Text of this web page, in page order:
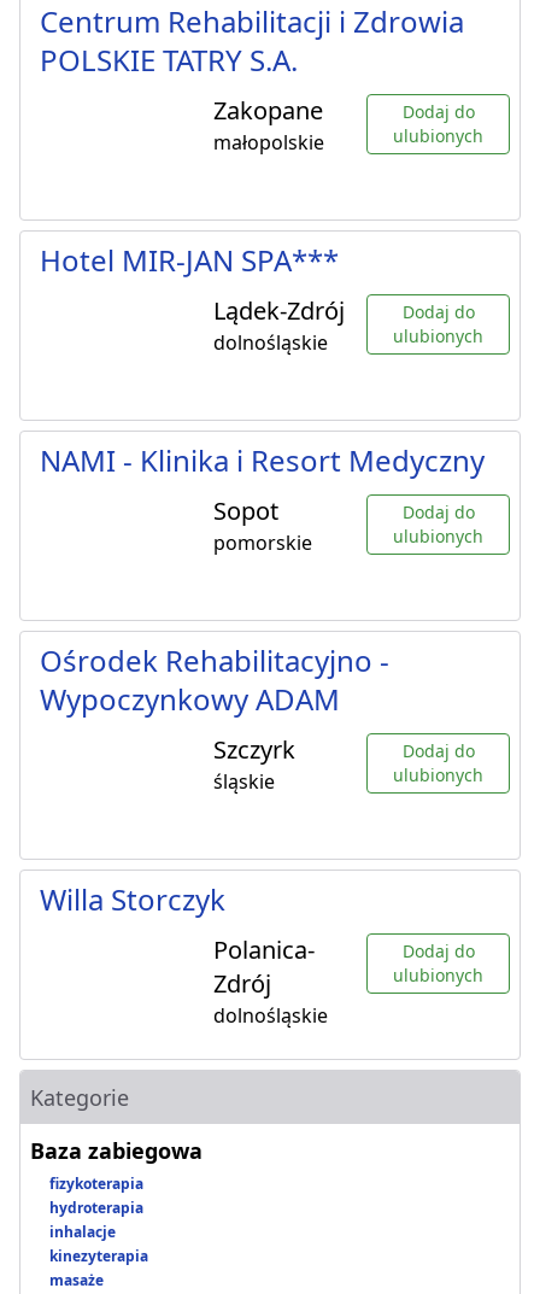
Centrum Rehabilitacji i Zdrowia
POLSKIE TATRY S.A.
Zakopane
małopolskie
Dodaj do
ulubionych
Hotel MIR-JAN SPA***
Lądek-Zdrój
dolnośląskie
Dodaj do
ulubionych
NAMI - Klinika i Resort Medyczny
Sopot
pomorskie
Dodaj do
ulubionych
Ośrodek Rehabilitacyjno -
Wypoczynkowy ADAM
Szczyrk
śląskie
Dodaj do
ulubionych
Willa Storczyk
Polanica-
Zdrój
dolnośląskie
Dodaj do
ulubionych
Kategorie
Baza zabiegowa
fizykoterapia
hydroterapia
inhalacje
kinezyterapia
masaże